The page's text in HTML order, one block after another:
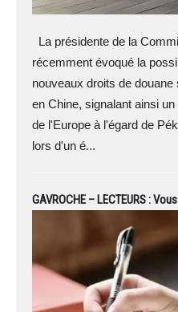
La présidente de la
récemment évoqué la
nouveaux droits de
en Chine, signalant ainsi
de l'Europe à l'égard de
lors d'un é...
GAVROCHE – LECTEURS :